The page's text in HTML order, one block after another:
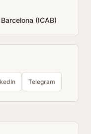
(ICAB)
Telegram